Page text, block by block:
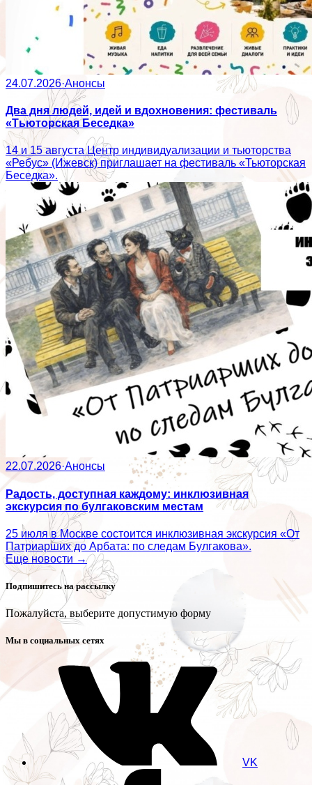
24.07.2026·Анонсы
Два дня людей, идей и вдохновения: фестиваль
«Тьюторская Беседка»
14 и 15 августа Центр индивидуализации и тьюторства
«Ребус» (Ижевск) приглашает на фестиваль «Тьюторская
Беседка».
22.07.2026·Анонсы
Радость, доступная каждому: инклюзивная
экскурсия по булгаковским местам
25 июля в Москве состоится инклюзивная экскурсия «От
Патриарших до Арбата: по следам Булгакова».
Еще новости →
Подпишитесь на рассылку
Пожалуйста, выберите допустимую форму
Мы в социальных сетях
VK